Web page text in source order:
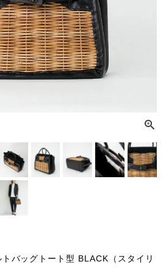
バッグトート型 BLACK（スタイリ